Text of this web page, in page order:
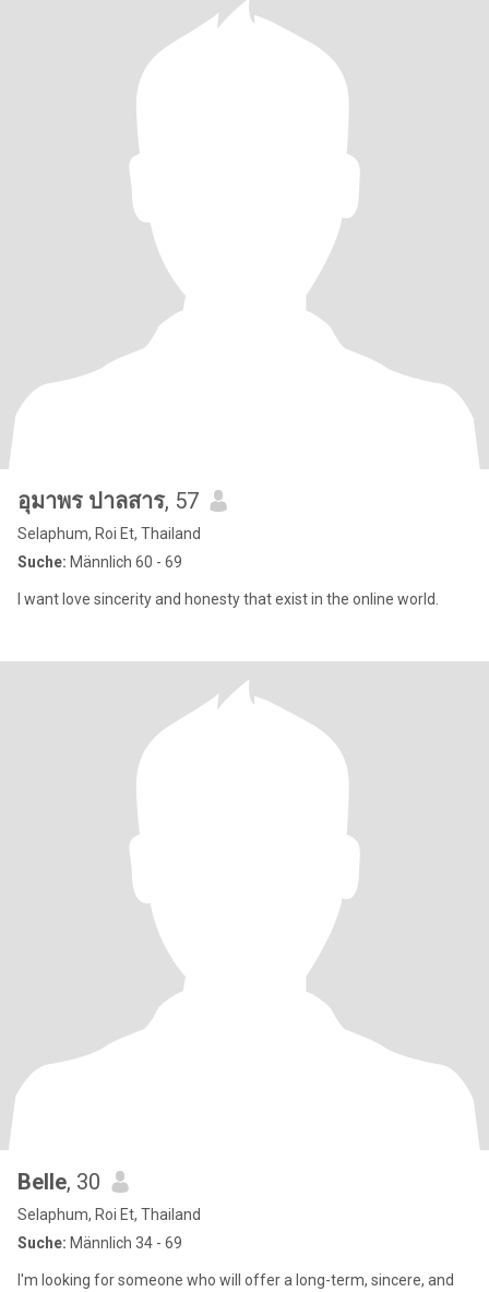
อุมาพร ปาลสาร, 57
Selaphum, Roi Et, Thailand
Suche: Männlich 60 - 69
I want love sincerity and honesty that exist in the online world.
Belle, 30
Selaphum, Roi Et, Thailand
Suche: Männlich 34 - 69
I'm looking for someone who will offer a long-term, sincere, and